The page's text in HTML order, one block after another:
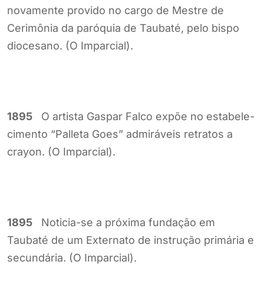
novamente provido no cargo de Mestre de
Cerimônia da paróquia de Taubaté, pelo bispo
diocesano. (O Imparcial).
1895 O artista Gaspar Falco expõe no estabele-
cimento “Palleta Goes” admiráveis retratos a
crayon. (O Imparcial).
1895 Noticia-se a próxima fundação em
Taubaté de um Externato de instrução primária e
secundária. (O Imparcial).